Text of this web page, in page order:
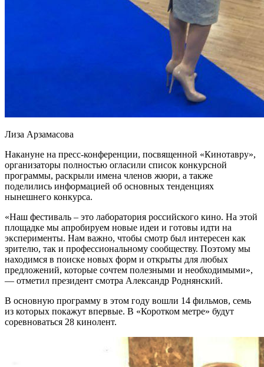
Лиза Арзамасова
Накануне на пресс-конференции, посвященной «Кинотавру»,
организаторы полностью огласили список конкурсной
программы, раскрыли имена членов жюри, а также
поделились информацией об основных тенденциях
нынешнего конкурса.
«Наш фестиваль – это лаборатория российского кино. На этой
площадке мы апробируем новые идеи и готовы идти на
эксперименты. Нам важно, чтобы смотр был интересен как
зрителю, так и профессиональному сообществу. Поэтому мы
находимся в поиске новых форм и открыты для любых
предложений, которые сочтем полезными и необходимыми»,
— отметил президент смотра Александр Роднянский.
В основную программу в этом году вошли 14 фильмов, семь
из которых покажут впервые. В «Коротком метре» будут
соревноваться 28 кинолент.